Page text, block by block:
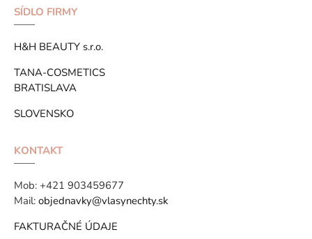
SÍDLO FIRMY
H&H BEAUTY s.r.o.
TANA-COSMETICS
BRATISLAVA
SLOVENSKO
KONTAKT
Mob: +421 903459677
Mail: objednavky@vlasynechty.sk
FAKTURAČNÉ ÚDAJE